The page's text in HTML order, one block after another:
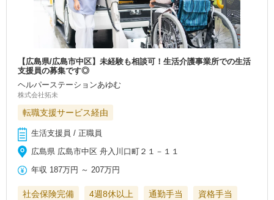
【広島県/広島市中区】未経験も相談可！生活介護事業所での生活
支援員の募集です◎
ヘルパーステーションあゆむ
株式会社拓未
転職支援サービス経由
生活支援員 / 正職員
広島県 広島市中区 舟入川口町２１－１１
年収 187万円 ～ 207万円
社会保険完備 4週8休以上 通勤手当
資格手当